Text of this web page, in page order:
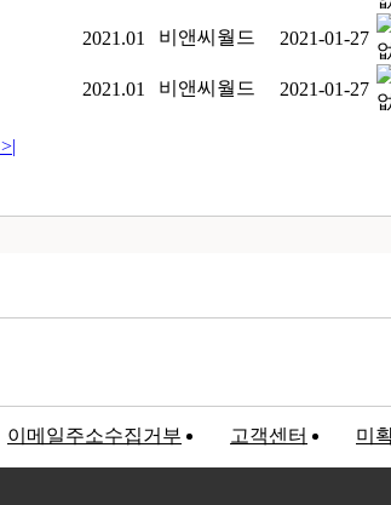
2021.01 비앤씨월드 2021-01-27
2021.01 비앤씨월드 2021-01-27
>|
이메일주소수집거부 고객센터 미